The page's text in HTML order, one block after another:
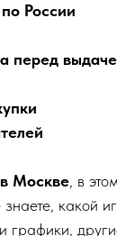
России
перед
Москве, в
графики,